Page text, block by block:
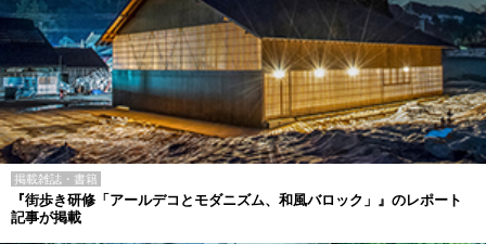
掲載雑誌・書籍
『街歩き研修「アールデコとモダニズム、和風バロック」』のレポート
記事が掲載